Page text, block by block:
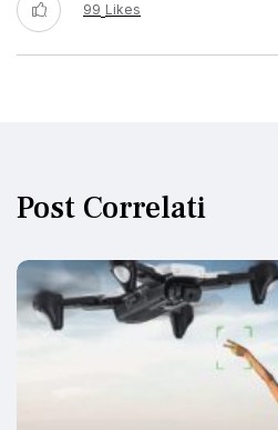
99 Likes
Post Correlati